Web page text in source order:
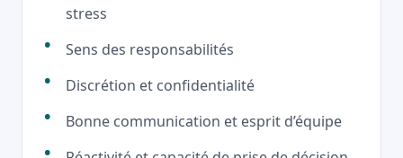
stress
Sens des responsabilités
Discrétion et confidentialité
Bonne communication et esprit d’équipe